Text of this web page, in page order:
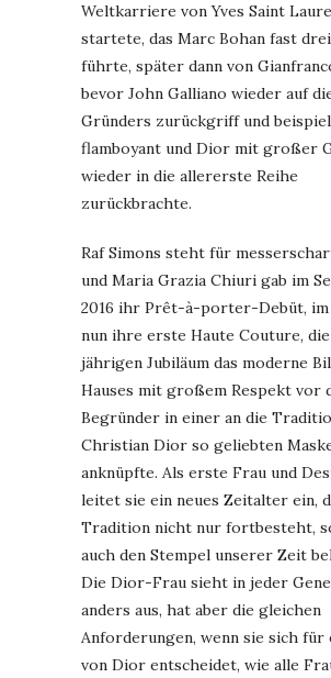
Weltkarriere von Yves Saint
startete, das Marc Bohan fast
führte, später dann von
bevor John Galliano wieder auf
Gründers zurückgriff und
flamboyant und Dior mit großer
wieder in die allererste Reihe
zurückbrachte.
Raf Simons steht für
und Maria Grazia Chiuri gab im
2016 ihr Prêt-à-porter-Debüt, im
nun ihre erste Haute Couture,
jährigen Jubiläum das moderne
Hauses mit großem Respekt vor
Begründer in einer an die
Christian Dior so geliebten
anknüpfte. Als erste Frau und
leitet sie ein neues Zeitalter ein,
Tradition nicht nur fortbesteht,
auch den Stempel unserer Zeit
Die Dior-Frau sieht in jeder
anders aus, hat aber die gleichen
Anforderungen, wenn sie sich für
von Dior entscheidet, wie alle